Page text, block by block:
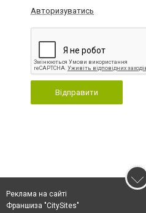
Авторизуватись
Відправити
Реклама на сайті
Франшиза "CitySites"